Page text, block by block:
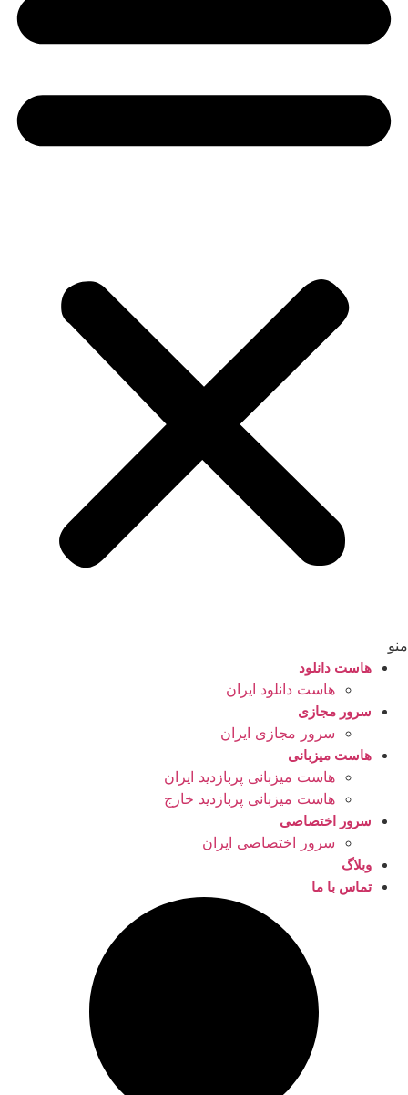
منو
هاست دانلود
هاست دانلود ایران
سرور مجازی
سرور مجازی ایران
هاست میزبانی
هاست میزبانی پربازدید ایران
هاست میزبانی پربازدید خارج
سرور اختصاصی
سرور اختصاصی ایران
وبلاگ
تماس با ما